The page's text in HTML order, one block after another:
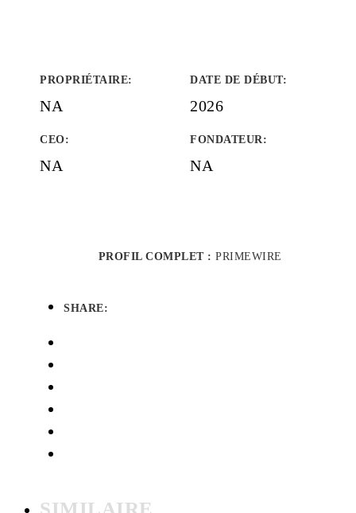
PROPRIÉTAIRE:
NA
DATE DE DÉBUT:
2026
CEO:
NA
FONDATEUR:
NA
PROFIL COMPLET : PRIMEWIRE
SHARE:
SIMILAIRE